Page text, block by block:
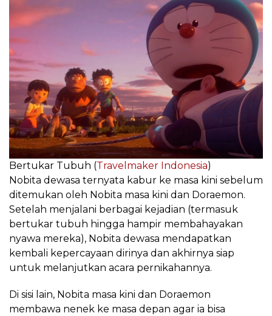
Bertukar Tubuh (Travelmaker Indonesia)
Nobita dewasa ternyata kabur ke masa kini sebelum
ditemukan oleh Nobita masa kini dan Doraemon.
Setelah menjalani berbagai kejadian (termasuk
bertukar tubuh hingga hampir membahayakan
nyawa mereka), Nobita dewasa mendapatkan
kembali kepercayaan dirinya dan akhirnya siap
untuk melanjutkan acara pernikahannya.
Di sisi lain, Nobita masa kini dan Doraemon
membawa nenek ke masa depan agar ia bisa